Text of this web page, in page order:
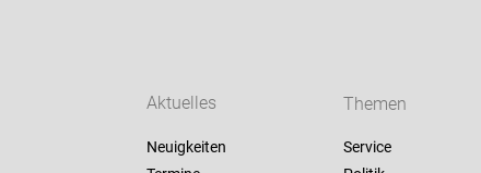
Aktuelles
Neuigkeiten
Themen
Service